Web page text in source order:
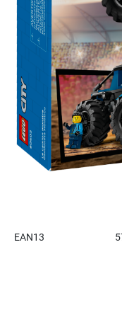
EAN13